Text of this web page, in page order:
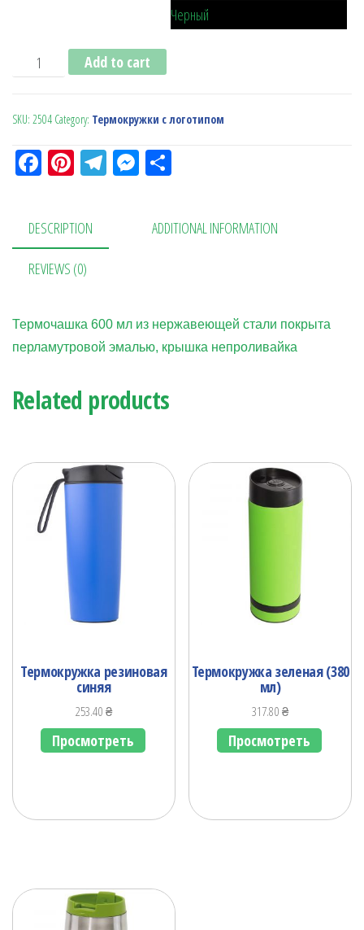
Черный
Термокружка Hulk красная quantity
Add to cart
SKU: 2504 Category: Термокружки с логотипом
Fa
bo
ok
Pi
er
es
t
Te
a
M
se
n
ра
в
DESCRIPTION ADDITIONAL INFORMATION
REVIEWS (0)
Термочашка 600 мл из нержавеющей стали покрыта
перламутровой эмалью, крышка непроливайка
Related products
Термокружка резиновая
синяя
253.40₴
Просмотреть
Термокружка зеленая (380
мл)
317.80₴
Просмотреть